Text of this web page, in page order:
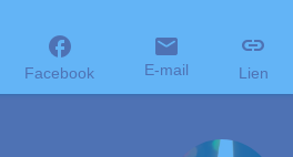
Facebook E-mail Lien